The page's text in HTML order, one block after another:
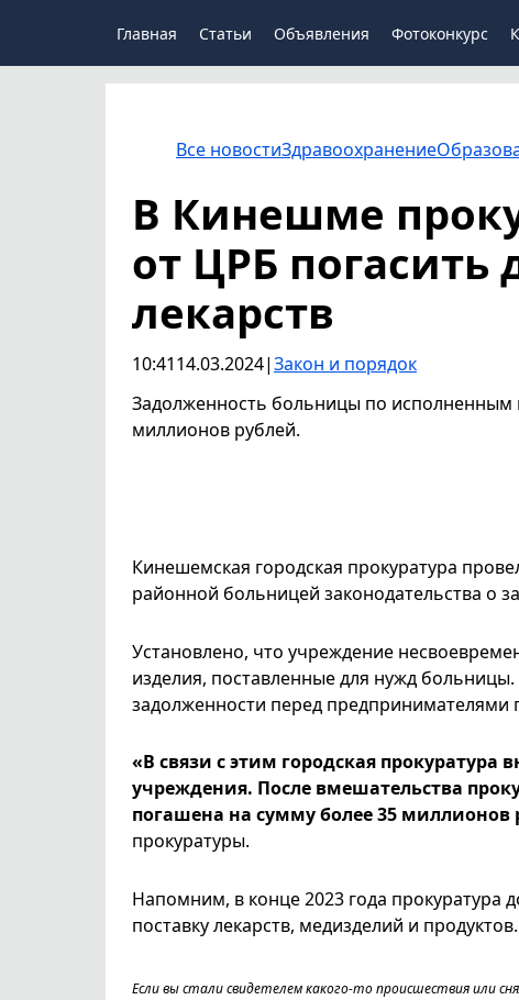
Главная Статьи Объявления Фотоконкурс
Все новостиЗдравоохранение
В Кинешме
от ЦРБ погасить
лекарств
10:4114.03.2024|Закон и порядок
Задолженность больницы по исполненным
миллионов рублей.
Кинешемская городская прокуратура
районной больницей законодательства о
Установлено, что учреждение
изделия, поставленные для нужд
задолженности перед предпринимателями
«В связи с этим городская прокуратура
учреждения. После вмешательства
погашена на сумму более 35 миллионов
прокуратуры.
Напомним, в конце 2023 года прокуратура
поставку лекарств, медизделий и продуктов.
Если вы стали свидетелем какого-то происшествия или